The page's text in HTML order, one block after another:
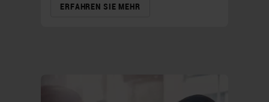
ERFAHREN SIE MEHR